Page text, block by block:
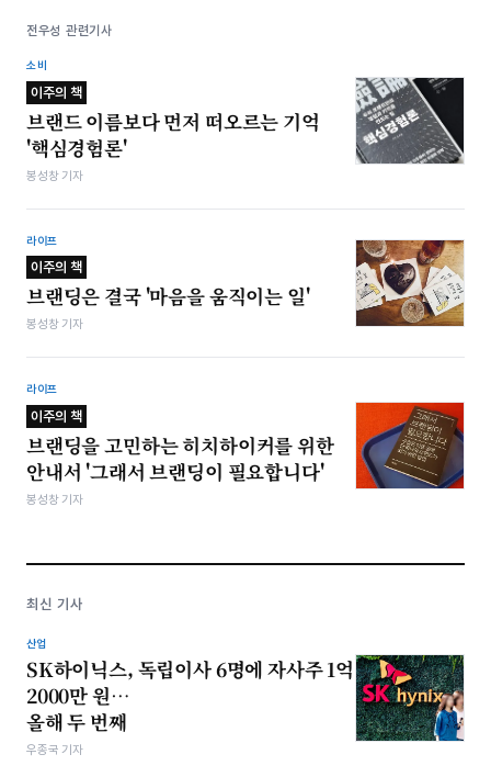
전우성 관련기사
소비
이주의 책
브랜드 이름보다 먼저 떠오르는 기억
'핵심경험론'
봉성창 기자
라이프
이주의 책
브랜딩은 결국 '마음을 움직이는 일'
봉성창 기자
라이프
이주의 책
브랜딩을 고민하는 히치하이커를 위한
안내서 '그래서 브랜딩이 필요합니다'
봉성창 기자
최신 기사
산업
SK하이닉스, 독립이사 6명에 자사주 1억
2000만 원…
올해 두 번째
우종국 기자